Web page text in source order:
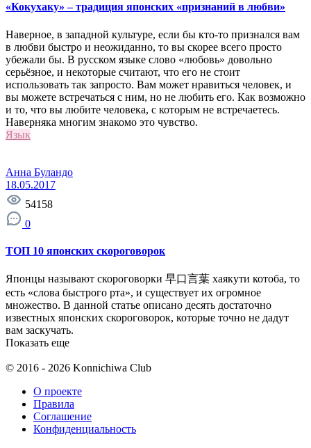
«Кокухаку» – традиция японских «признаний в любви»
Наверное, в западной культуре, если бы кто-то признался вам
в любви быстро и неожиданно, то вы скорее всего просто
убежали бы. В русском языке слово «любовь» довольно
серьёзное, и некоторые считают, что его не стоит
использовать так запросто. Вам может нравиться человек, и
вы можете встречаться с ним, но не любить его. Как возможно
и то, что вы любите человека, с которым не встречаетесь.
Наверняка многим знакомо это чувство.
Язык
Анна Буландо
18.05.2017
54158
0
ТОП 10 японских скороговорок
Японцы называют скороговорки 早口言葉 хаякути котоба, то
есть «слова быстрого рта», и существует их огромное
множество. В данной статье описано десять достаточно
известных японских скороговорок, которые точно не дадут
вам заскучать.
Показать еще
© 2016 - 2026 Konnichiwa Club
О проекте
Правила
Соглашение
Конфиденциальность